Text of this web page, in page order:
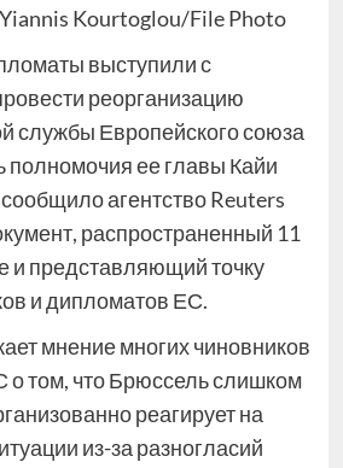
Kourtoglou/File Photo
выступили с
реорганизацию
службы Европейского союза
полномочия ее главы Кайи
агентство Reuters
распространенный 11
и представляющий точку
и дипломатов ЕС.
мнение многих чиновников
о том, что Брюссель слишком
реагирует на
из-за разногласий